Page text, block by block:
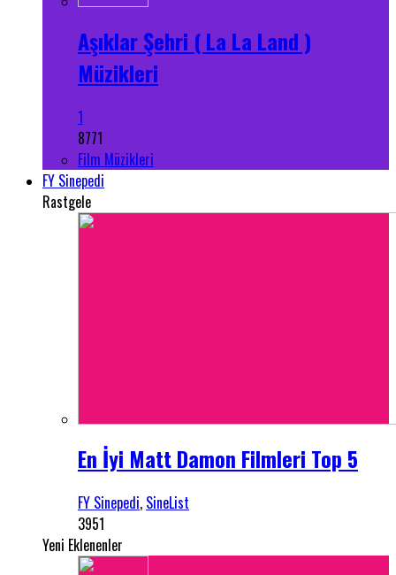
Aşıklar Şehri ( La La Land )
Müzikleri
1
8771
Film Müzikleri
FY Sinepedi
Rastgele
En İyi Matt Damon Filmleri Top 5
FY Sinepedi, SineList
3951
Yeni Eklenenler